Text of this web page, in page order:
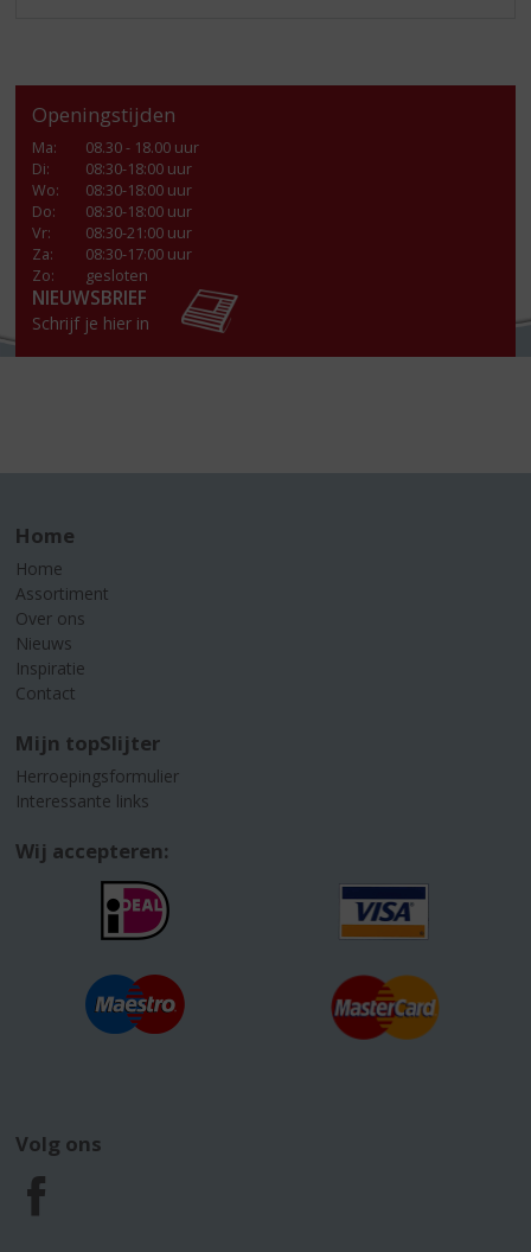
Openingstijden
Ma:
08.30 - 18.00 uur
Di:
08:30-18:00 uur
Wo:
08:30-18:00 uur
Do:
08:30-18:00 uur
Vr:
08:30-21:00 uur
Za:
08:30-17:00 uur
Zo:
gesloten
NIEUWSBRIEF
Schrijf je hier in
Home
Home
Assortiment
Over ons
Nieuws
Inspiratie
Contact
Mijn topSlijter
Herroepingsformulier
Interessante links
Wij accepteren:
Volg ons
F